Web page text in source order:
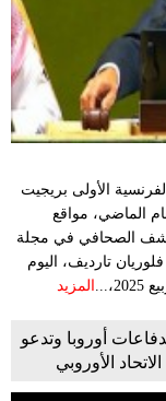
الأولى بريجيت
الماضي، مواقع
كشف الصحافي في مجلة
تارديف، اليوم
المزيد
أوروبا وتدعو
الأوروبي